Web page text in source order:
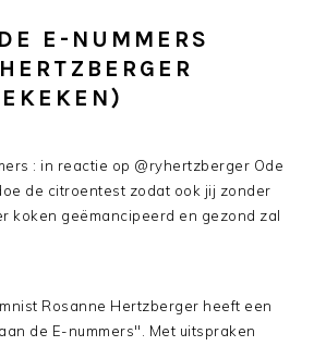
E-NUMMERS
: in reactie op @ryhertzberger Ode
de citroentest zodat ook jij zonder
koken geëmancipeerd en gezond zal
Rosanne Hertzberger heeft een
de E-nummers". Met uitspraken